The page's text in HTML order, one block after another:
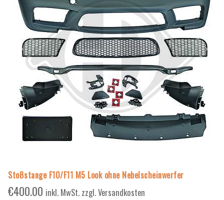
Stoßstange F10/F11 M5 Look ohne Nebelscheinwerfer
€400.00 inkl. MwSt. zzgl. Versandkosten